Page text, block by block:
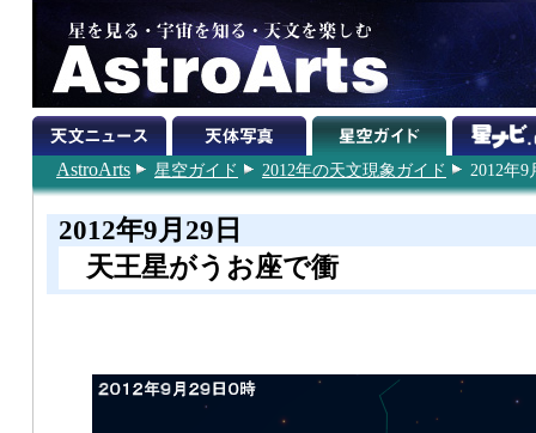
AstroArts 星空ガイド 2012年の天文現象ガイド 2012年9
2012年9月29日
天王星がうお座で衝